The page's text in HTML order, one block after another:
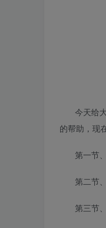
今天给
的帮助，现
第一节
第二节
第三节